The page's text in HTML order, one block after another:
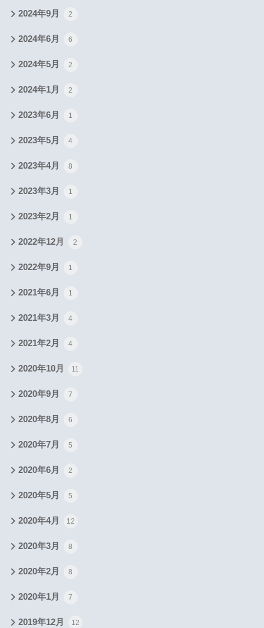
2024年9月 2
2024年6月 6
2024年5月 2
2024年1月 2
2023年6月 1
2023年5月 4
2023年4月 8
2023年3月 1
2023年2月 1
2022年12月 2
2022年9月 1
2021年6月 1
2021年3月 4
2021年2月 4
2020年10月 11
2020年9月 7
2020年8月 6
2020年7月 5
2020年6月 2
2020年5月 5
2020年4月 12
2020年3月 8
2020年2月 8
2020年1月 7
2019年12月 12